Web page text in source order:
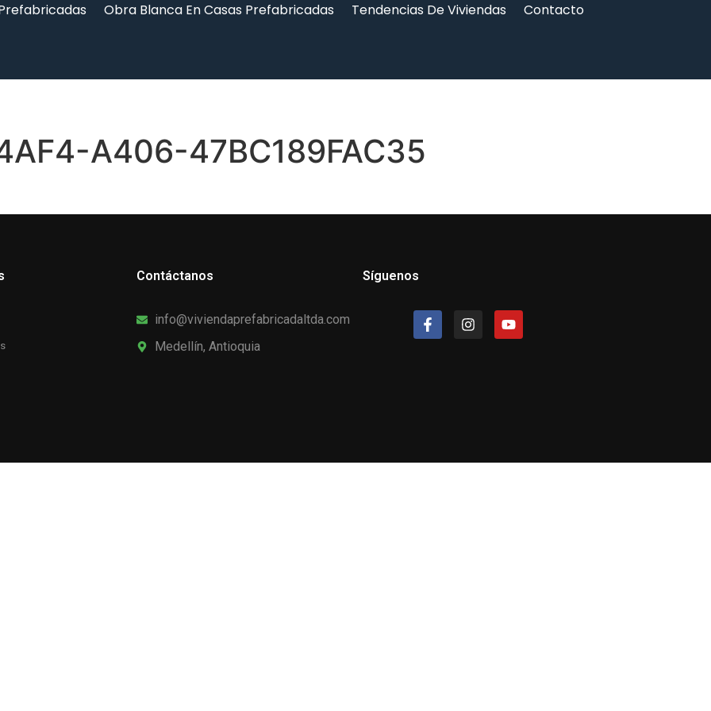
Obra Blanca En Casas Prefabricadas Tendencias De Viviendas Contacto
A406-47BC189FAC35
Contáctanos
info@viviendaprefabricadaltda.com
Medellín, Antioquia
Síguenos